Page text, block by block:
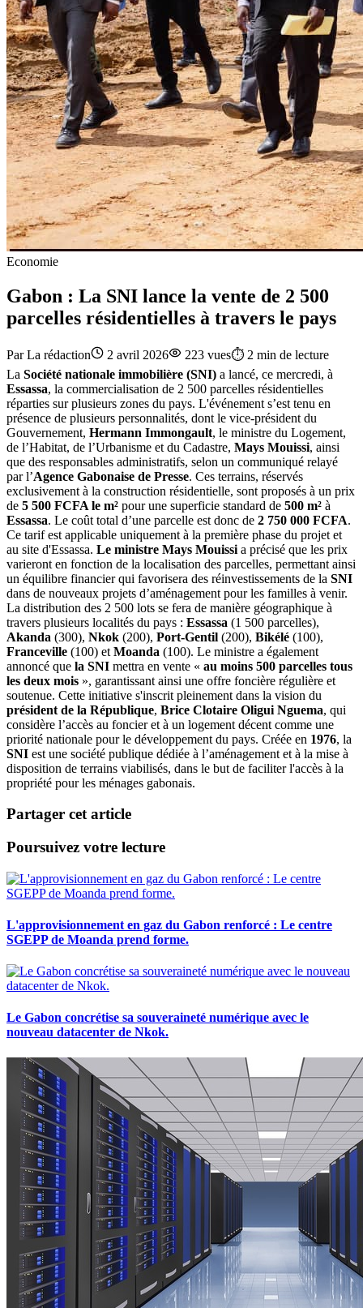
Economie
Gabon : La SNI lance la vente de 2 500
parcelles résidentielles à travers le pays
ParLa rédaction 2 avril 2026 223 vues⏱️ 2 min de lecture
La Société nationale immobilière (SNI) a lancé, ce mercredi, à
Essassa, la commercialisation de 2 500 parcelles résidentielles
réparties sur plusieurs zones du pays. L'événement s’est tenu en
présence de plusieurs personnalités, dont le vice‑président du
Gouvernement, Hermann Immongault, le ministre du Logement,
de l’Habitat, de l’Urbanisme et du Cadastre, Mays Mouissi, ainsi
que des responsables administratifs, selon un communiqué relayé
par l’Agence Gabonaise de Presse. Ces terrains, réservés
exclusivement à la construction résidentielle, sont proposés à un prix
de 5 500 FCFA le m² pour une superficie standard de 500 m² à
Essassa. Le coût total d’une parcelle est donc de 2 750 000 FCFA.
Ce tarif est applicable uniquement à la première phase du projet et
au site d'Essassa. Le ministre Mays Mouissi a précisé que les prix
varieront en fonction de la localisation des parcelles, permettant ainsi
un équilibre financier qui favorisera des réinvestissements de la SNI
dans de nouveaux projets d’aménagement pour les familles à venir.
La distribution des 2 500 lots se fera de manière géographique à
travers plusieurs localités du pays : Essassa (1 500 parcelles),
Akanda (300), Nkok (200), Port-Gentil (200), Bikélé (100),
Franceville (100) et Moanda (100). Le ministre a également
annoncé que la SNI mettra en vente « au moins 500 parcelles tous
les deux mois », garantissant ainsi une offre foncière régulière et
soutenue. Cette initiative s'inscrit pleinement dans la vision du
président de la République, Brice Clotaire Oligui Nguema, qui
considère l’accès au foncier et à un logement décent comme une
priorité nationale pour le développement du pays. Créée en 1976, la
SNI est une société publique dédiée à l’aménagement et à la mise à
disposition de terrains viabilisés, dans le but de faciliter l'accès à la
propriété pour les ménages gabonais.
Partager cet article
Poursuivez votre lecture
L'approvisionnement en gaz du Gabon renforcé : Le centre
SGEPP de Moanda prend forme.
Le Gabon concrétise sa souveraineté numérique avec le
nouveau datacenter de Nkok.